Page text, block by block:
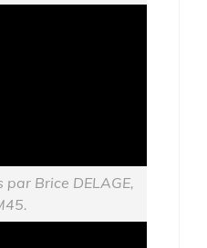
par Brice DELAGE,